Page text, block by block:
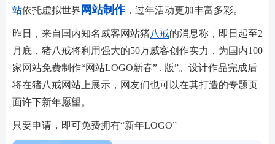
站依托虚拟世界 网站制作，过年活动更加丰富多彩。
昨日，来自国内知名威客网站猪八戒的消息称，即日起至2
月底，猪八戒将利用强大的50万威客创作实力，为国内100
家网站免费制作“网站LOGO新春” . 版”。设计作品完成后
将在猪八戒网站上展示，网友们也​​可以在其打造的专题页
面许下新年愿望。
只要申请，即可免费拥有“新年LOGO”